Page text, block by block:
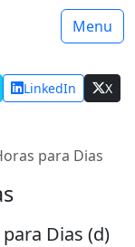
Menu
LinkedIn
X
para Dias
Dias (d)